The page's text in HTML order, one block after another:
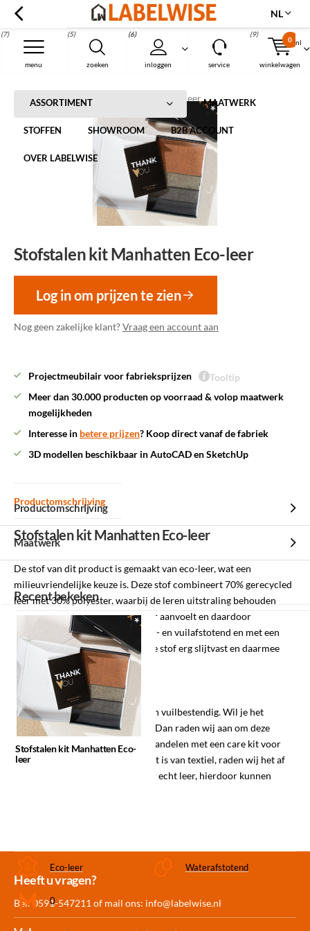
nl
zoeken
(5)
inloggen
(6)
menu
(7)
service winkelwagen
0
(9)
Menu
NL
ASSORTIMENT MAATWERK
STOFFEN SHOWROOM B2B ACCOUNT
OVER LABELWISE
Home Stofstalen kit Manhatten Eco-leer
Stofstalen kit Manhatten Eco-leer
Log in om prijzen te zien
Nog geen zakelijke klant?Vraag een account aan
Projectmeubilair voor fabrieksprijzen
Tooltip
Meer dan 30.000 producten op voorraad & volop maatwerk
mogelijkheden
Interesse in betere prijzen? Koop direct vanaf de fabriek
3D modellen beschikbaar in AutoCAD en SketchUp
Productomschrijving
Productomschrijving
Stofstalen kit Manhatten Eco-leer
De stof van dit product is gemaakt van eco-leer, wat een
milieuvriendelijke keuze is. Deze stof combineert 70% gerecycled
leer met 30% polyester, waarbij de leren uitstraling behouden
blijft, maar het geheel iets zachter aanvoelt en daardoor
comfortabeler is. De stof is water- en vuilafstotend en met een
Martindale score van 45.000 is de stof erg slijtvast en daarmee
geschikt voor intensief gebruik.
Onderhoud eco-leer
Eco-leer is van nature al water- en vuilbestendig. Wil je het
product toch extra beschermen? Dan raden wij aan om deze
ongeveer één keer per jaar te behandelen met een care kit voor
textiel. Omdat de toplaag gemaakt is van textiel, raden wij het af
om een care kit te gebruiken voor echt leer, hierdoor kunnen
Eco-leer Waterafstotend
0
Maatwerk
Recent bekeken
Stofstalen kit Manhatten Eco-
leer
Meer dan 30.000
producten op voorraad
Experience
Heeft u vragen?
Bel: 0591-547211 of mail ons: info@labelwise.nl